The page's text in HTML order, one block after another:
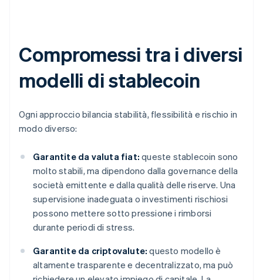
Compromessi tra i diversi
modelli di stablecoin
Ogni approccio bilancia stabilità, flessibilità e rischio in
modo diverso:
Garantite da valuta fiat: queste stablecoin sono
molto stabili, ma dipendono dalla governance della
società emittente e dalla qualità delle riserve. Una
supervisione inadeguata o investimenti rischiosi
possono mettere sotto pressione i rimborsi
durante periodi di stress.
Garantite da criptovalute: questo modello è
altamente trasparente e decentralizzato, ma può